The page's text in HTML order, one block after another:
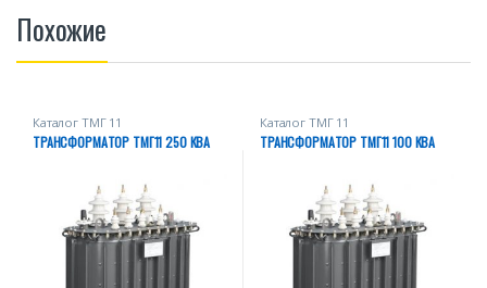
Похожие
Каталог ТМГ 11
ТРАНСФОРМАТОР ТМГ11 250 КВА
Каталог ТМГ 11
ТРАНСФОРМАТОР ТМГ11 100 КВА